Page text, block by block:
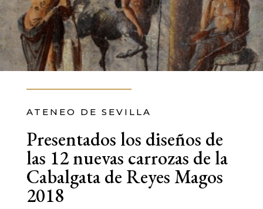
ATENEO DE SEVILLA
Presentados los diseños de
las 12 nuevas carrozas de la
Cabalgata de Reyes Magos
2018